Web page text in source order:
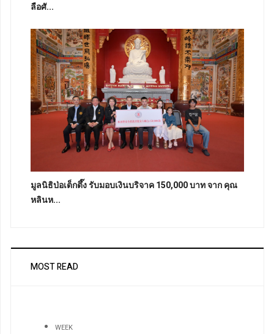
ลือศั...
มูลนิธิป่อเต็กตึ๊ง รับมอบเงินบริจาค 150,000 บาท จาก คุณ
หลินห...
MOST READ
WEEK